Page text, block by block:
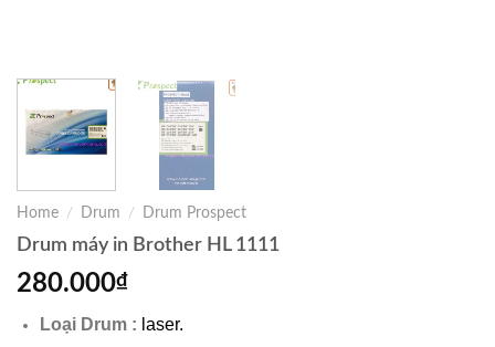
Home / Drum / Drum Prospect
Drum máy in Brother HL 1111
280.000₫
Loại Drum : laser.